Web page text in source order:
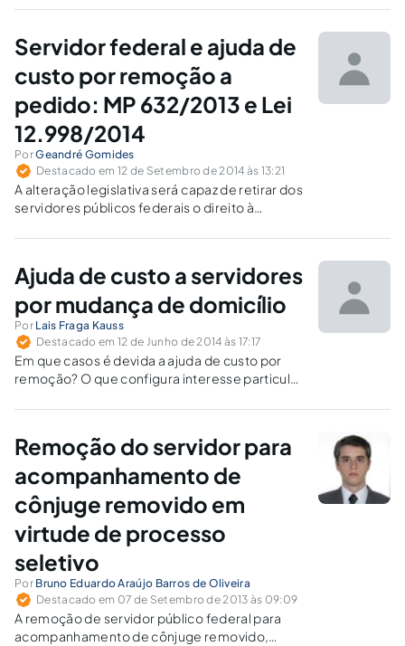
MP nº 632/2013 não alterou tal direito.
Servidor federal e ajuda de
custo por remoção a
pedido: MP 632/2013 e Lei
12.998/2014
PorGeandré Gomides
Destacado em 12 de Setembro de 2014 às 13:21
A alteração legislativa será capaz de retirar dos
servidores públicos federais o direito à
der no interesse da Administração, ainda que
Ajuda de custo a servidores
por mudança de domicílio
Por Lais Fraga Kauss
Destacado em 12 de Junho de 2014 às 17:17
Em que casos é devida a ajuda de custo por
remoção? O que configura interesse particular
temporal para o recebimento de mais de uma
casos de exoneração de cargos em
comissão?
Remoção do servidor para
acompanhamento de
cônjuge removido em
virtude de processo
seletivo
Por Bruno Eduardo Araújo Barros de Oliveira
Destacado em 07 de Setembro de 2013 às 09:09
A remoção de servidor público federal para
acompanhamento de cônjuge removido,